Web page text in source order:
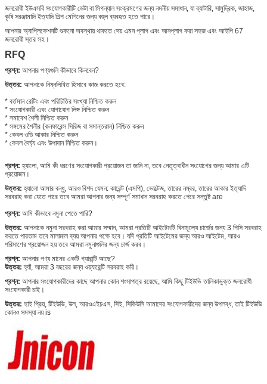
জলরোধী ইউএসবি সংযোগকারীটি ডেটা বা সিগন্যাল সংক্রমণের জন্য নমনীয় সমাধান, যা ব্যাটারি, সামুদ্রিক, জাহাজ,
কৃষি সরঞ্জামাদি ইত্যাদি শিল্প মেশিনের জন্য বহুল ব্যবহৃত হতে পারে।
আপনার অ্যাপ্লিকেশনটি শুকনো অবস্থায় থাকতে দেয় এমন প্লাগ এবং আনপ্লাগ করা সহজ এবং আইপি 67
জলরোধী স্তর সহ।
RFQ
প্রশ্ন: আপনার পণ্যগুলি কীভাবে কিনবেন?
উত্তর: আপনাকে নিম্নলিখিত হিসাবে কাজ করতে হবে:
* বর্তমান রেটিং এবং পরিচিতির সংখ্যা নিশ্চিত করুন
* সংযোগকারী এবং যোগাযোগ লিঙ্গ নিশ্চিত করুন
* সমাবেশ শৈলী নিশ্চিত করুন
* সঙ্গমের শৈলীর (কনফারেন্স সিরিজ বা সমান্তরাল) নিশ্চিত করুন
* কেবল ওডি আকার নিশ্চিত করুন
* কেবল দৈর্ঘ্য এবং উপাদান নিশ্চিত করুন।
প্রশ্ন: হ্যালো, আমি কী ধরণের সংযোগকারী প্রয়োজন তা জানি না, তবে নেতৃত্বাধীন সংযোগের জন্য আমার এটি
প্রয়োজন।
উত্তর: হ্যালো আমার বন্ধু, আরও বিশদ যেমন: কারেন্ট (এমপি), ভোল্টেজ, তারের নম্বর, তারের আকার ইত্যাদি
সরবরাহ করা যেতে পারে তবে আমরা আপনার জন্য সম্পূর্ণ সমাধান সরবরাহ করতে পেরে সন্তুষ্ট are
প্রশ্ন: আমি কীভাবে নমুনা পেতে পারি?
উত্তর: আপনাকে নমুনা সরবরাহ করা আমার সম্মান, আমরা প্রতিটি আইটেমটি বিনামূল্যে চার্জের জন্য 3 পিসি সরবরাহ
করতে পারতাম তবে মালামাল ব্যয় আপনার পক্ষে হবে। যদি প্রতিটি আইটেমের জন্য আরও আইটেম, আরও
পরিমাণের প্রয়োজন হয় তবে আমরা নমুনাগুলির জন্য চার্জ করব।
প্রশ্ন: আপনার পণ্য মানের একটি গ্যারান্টি আছে?
উত্তর: হ্যাঁ, আমরা 3 বছরের জন্য ওয়্যারেন্টি সরবরাহ করি।
প্রশ্ন: আপনার সংযোগকারীদের কাছে আপনার কোন শংসাপত্র রয়েছে, আমি কিছু টিইউভি তালিকাভুক্ত জলরোধী
সংযোগকারী চাই।
উত্তর: হাই প্রিয়, টিইউভি, উল, আরওএইচএস, সিই, সিকিউসি আমাদের সংযোগকারীদের জন্য উপলব্ধ, তাই টিইউভি
কোনও সমস্যা নয় is